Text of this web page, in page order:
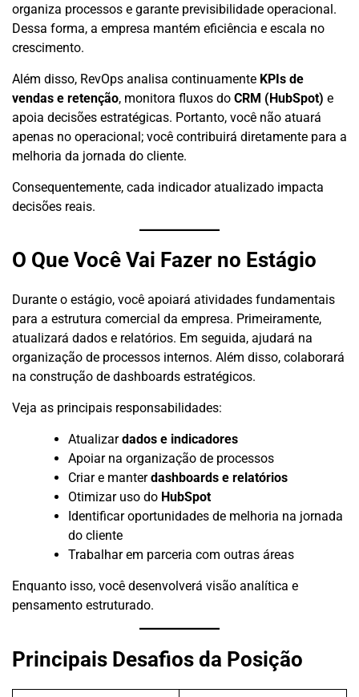
organiza processos e garante previsibilidade operacional.
Dessa forma, a empresa mantém eficiência e escala no
crescimento.
Além disso, RevOps analisa continuamente KPIs de
vendas e retenção, monitora fluxos do CRM (HubSpot) e
apoia decisões estratégicas. Portanto, você não atuará
apenas no operacional; você contribuirá diretamente para a
melhoria da jornada do cliente.
Consequentemente, cada indicador atualizado impacta
decisões reais.
O Que Você Vai Fazer no Estágio
Durante o estágio, você apoiará atividades fundamentais
para a estrutura comercial da empresa. Primeiramente,
atualizará dados e relatórios. Em seguida, ajudará na
organização de processos internos. Além disso, colaborará
na construção de dashboards estratégicos.
Veja as principais responsabilidades:
Atualizardados e indicadores
Apoiar na organização de processos
Criar e manterdashboards e relatórios
Otimizar uso do HubSpot
Identificar oportunidades de melhoria na jornada
do cliente
Trabalhar em parceria com outras áreas
Enquanto isso, você desenvolverá visão analítica e
pensamento estruturado.
Principais Desafios da Posição